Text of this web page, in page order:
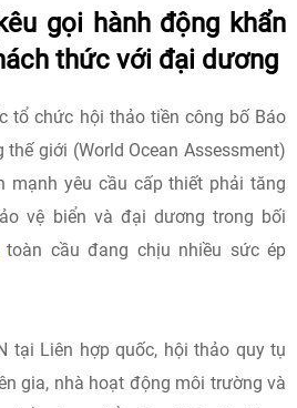
gọi hành động khẩn
thức với đại dương
tổ chức hội thảo tiền công bố Báo
giới (World Ocean Assessment)
mạnh yêu cầu cấp thiết phải tăng
vệ biển và đại dương trong bối
toàn cầu đang chịu nhiều sức ép
tại Liên hợp quốc, hội thảo quy tụ
gia, nhà hoạt động môi trường và